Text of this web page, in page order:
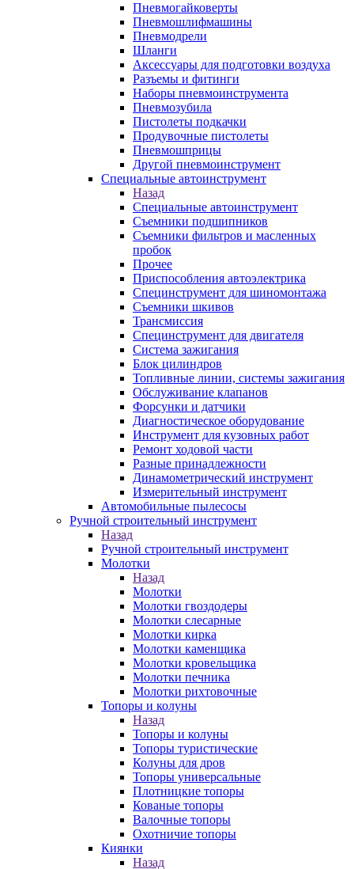
Пневмогайковерты
Пневмошлифмашины
Пневмодрели
Шланги
Аксессуары для подготовки воздуха
Разъемы и фитинги
Наборы пневмоинструмента
Пневмозубила
Пистолеты подкачки
Продувочные пистолеты
Пневмошприцы
Другой пневмоинструмент
Специальные автоинструмент
Назад
Специальные автоинструмент
Съемники подшипников
Съемники фильтров и масленных
пробок
Прочее
Приспособления автоэлектрика
Специнструмент для шиномонтажа
Съемники шкивов
Трансмиссия
Специнструмент для двигателя
Система зажигания
Блок цилиндров
Топливные линии, системы зажигания
Обслуживание клапанов
Форсунки и датчики
Диагностическое оборудование
Инструмент для кузовных работ
Ремонт ходовой части
Разные принадлежности
Динамометрический инструмент
Измерительный инструмент
Автомобильные пылесосы
Ручной строительный инструмент
Назад
Ручной строительный инструмент
Молотки
Назад
Молотки
Молотки гвоздодеры
Молотки слесарные
Молотки кирка
Молотки каменщика
Молотки кровельщика
Молотки печника
Молотки рихтовочные
Топоры и колуны
Назад
Топоры и колуны
Топоры туристические
Колуны для дров
Топоры универсальные
Плотницкие топоры
Кованые топоры
Валочные топоры
Охотничие топоры
Киянки
Назад